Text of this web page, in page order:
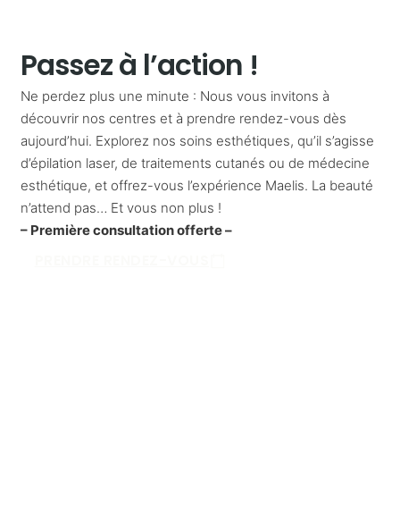
Passez à l’action !
Ne perdez plus une minute : Nous vous invitons à
découvrir nos centres et à prendre rendez-vous dès
aujourd’hui. Explorez nos soins esthétiques, qu’il s’agisse
d’épilation laser, de traitements cutanés ou de médecine
esthétique, et offrez-vous l’expérience Maelis. La beauté
n’attend pas… Et vous non plus !
– Première consultation offerte –